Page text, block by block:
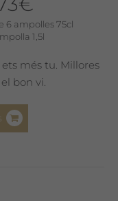
6 ampolles 75cl
1,5l
més tu. Millores
bon vi.